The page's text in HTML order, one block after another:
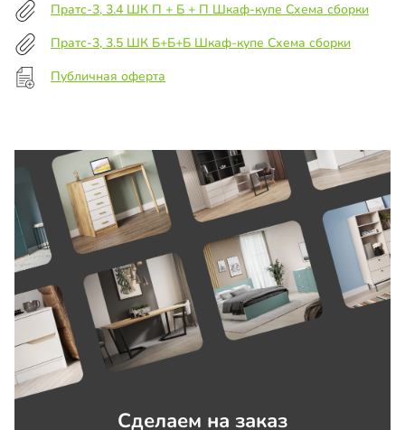
Пратс-3, 3.4 ШК П + Б + П Шкаф-купе Схема сборки
Пратс-3, 3.5 ШК Б+Б+Б Шкаф-купе Схема сборки
Публичная оферта
Сделаем на заказ